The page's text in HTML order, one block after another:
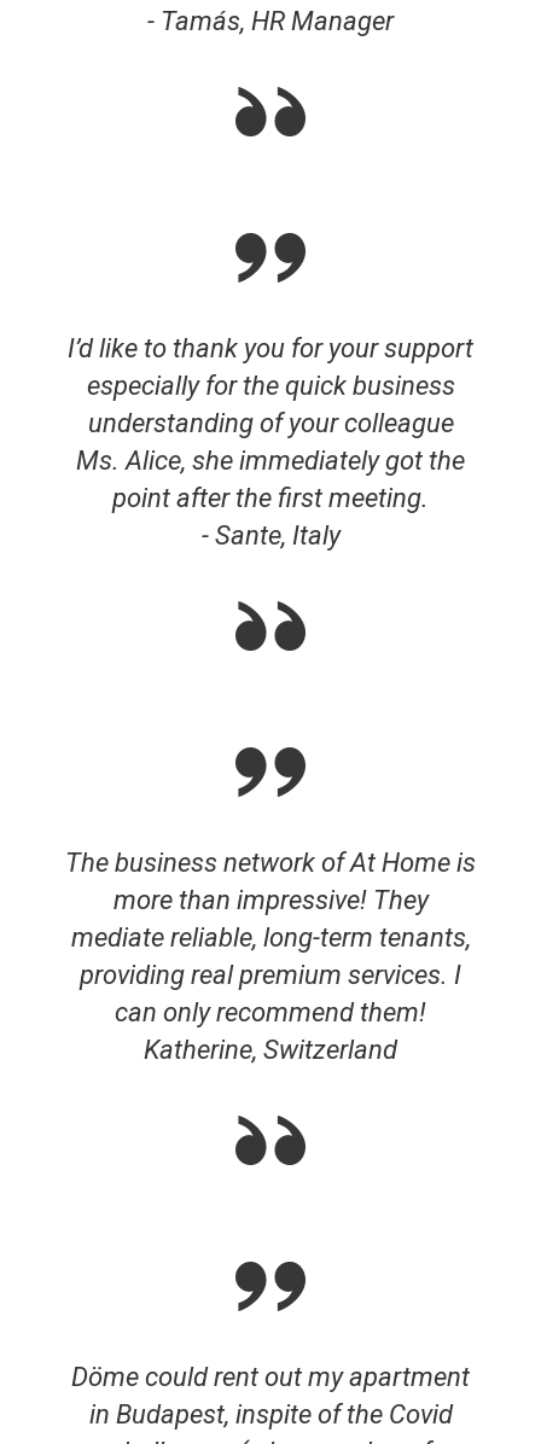
- Tamás, HR Manager
I’d like to thank you for your support
especially for the quick business
understanding of your colleague
Ms. Alice, she immediately got the
point after the first meeting.
- Sante, Italy
The business network of At Home is
more than impressive! They
mediate reliable, long-term tenants,
providing real premium services. I
can only recommend them!
Katherine, Switzerland
Döme could rent out my apartment
in Budapest, inspite of the Covid